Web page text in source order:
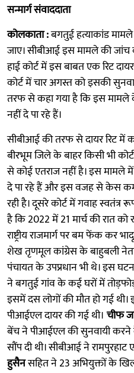
सन्मार्ग संवाददाता
कोलकाता :बगतुई हत्याकांड
जाए। सीबीआई इस मामले की
हाई कोर्ट में इस बाबत एक रिट
कोर्ट में चार अगस्त को इसकी
तरफ से कहा गया है कि इस
नहीं दे पा रहे हैं।
सीबीआई की तरफ से दायर रिट में
बीरभूम जिले के बाहर किसी भी
से कोई एतराज नहीं है। इस मामले
दे पा रहे हैं और इस वजह से केस
रही है। दूसरे कोर्ट में गवाह स्वतंत्र
है कि 2022 में 21 मार्च की रात
राष्ट्रीय राजमार्ग पर बम फेंक कर
शेख तृणमूल कांग्रेस के बाहुबली
पंचायत के उपप्रधान भी थे। इस
ने बगतुई गांव के कई घरों में
इसमें दस लोगों की मौत हो गई
पीआईएल दायर की गई थी।चीफ
बेंच ने पीआईएल की सुनवायी
सौंप दी थी। सीबीआई ने
हुसैनसहित ने 23 अभियुक्तों के